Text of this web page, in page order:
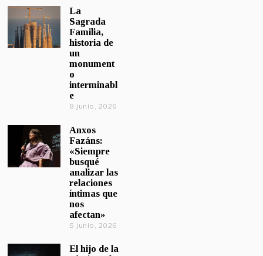
La
Sagrada
Familia,
historia de
un
monument
o
interminabl
e
8 junio, 2026
Anxos
Fazáns:
«Siempre
busqué
analizar las
relaciones
íntimas que
nos
afectan»
5 junio, 2026
El hijo de la